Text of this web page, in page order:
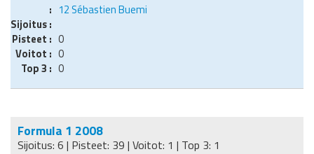
12 Sébastien Buemi
0
0
0
Formula 1 2008
Sijoitus: 6 | Pisteet: 39 | Voitot: 1 | Top 3: 1